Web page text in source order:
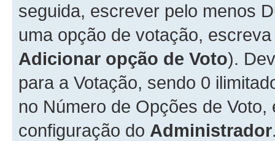
seguida, escrever pelo menos
uma opção de votação,
Adicionar opção de Voto).
para a Votação, sendo 0
no Número de Opções de
configuração do Administrador